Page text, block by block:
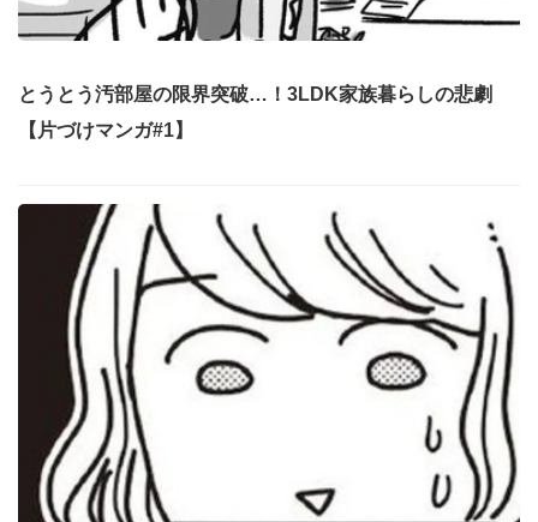
とうとう汚部屋の限界突破…！3LDK家族暮らしの悲劇
【片づけマンガ#1】